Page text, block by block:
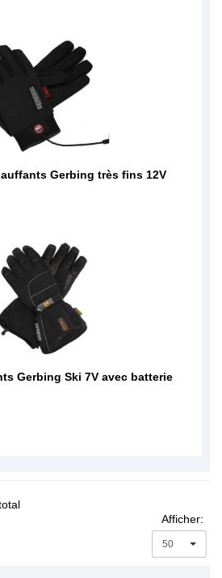
Gerbing très fins 12V
Gerbing Ski 7V avec batterie
Afficher:
50